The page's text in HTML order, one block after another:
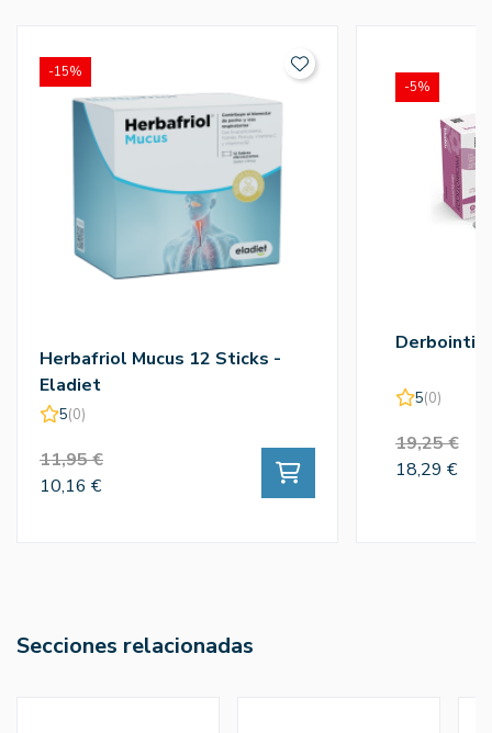
Herbafriol Mucus 12 Sticks -
Eladiet
5(0)
11,95 €
10,16 €
-15%
5(0)
19,25 €
18,29 €
-5%
Secciones relacionadas